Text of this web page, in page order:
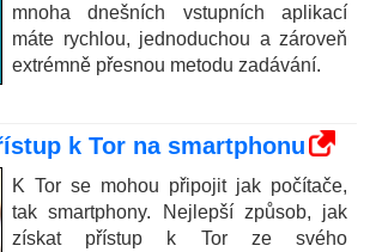
mnoha dnešních vstupních aplikací
máte rychlou, jednoduchou a zároveň
extrémně přesnou metodu zadávání.
k Tor na smartphonu
K Tor se mohou připojit jak počítače,
tak smartphony. Nejlepší způsob, jak
získat přístup k Tor ze svého